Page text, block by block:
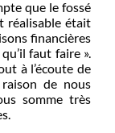
que le fossé
réalisable était
financières
faut faire ».
à l’écoute de
de nous
somme très